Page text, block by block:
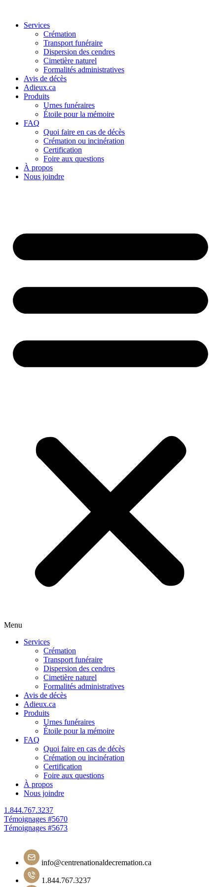
Services
Crémation
Transport funéraire
Dispersion des cendres
Cimetière naturel
Formalités administratives
Avis de décès
Adieux.ca
Produits
Urnes funéraires
Étoile pour la mémoire
FAQ
Quoi faire en cas de décès
Crémation ou incinération
Certification
Foire aux questions
À propos
Nous joindre
Menu
Services
Crémation
Transport funéraire
Dispersion des cendres
Cimetière naturel
Formalités administratives
Avis de décès
Adieux.ca
Produits
Urnes funéraires
Étoile pour la mémoire
FAQ
Quoi faire en cas de décès
Crémation ou incinération
Certification
Foire aux questions
À propos
Nous joindre
1.844.767.3237
Navigation
de
l'article
Témoignages #5670
Témoignages #5673
info@centrenationaldecremation.ca
1.844.767.3237